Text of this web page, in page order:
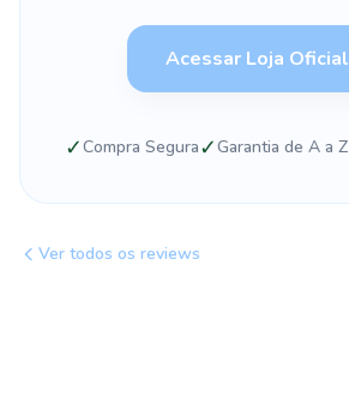
Acessar Loja Oficial
✓Compra Segura✓Garantia de A a Z
Ver todos os reviews